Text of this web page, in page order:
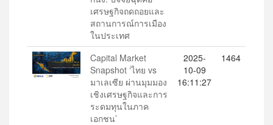
เศรษฐกิจถดถอยและ
สถานการณ์การเมือง
ในประเทศ
Capital Market
Snapshot ‘ไทย vs
มาเลเซีย ผ่านมุมมอง
เชิงเศรษฐกิจและการ
ระดมทุนในภาค
เอกชน’
2025-
10-09
16:11:27
1464